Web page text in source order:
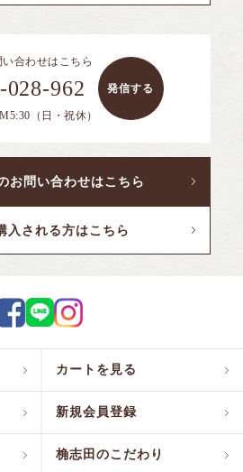
合わせはこちら
028-962
（日・祝休）
発信する
お問い合わせはこちら
入される方はこちら
カートを見る
新規会員登録
桷志田のこだわり